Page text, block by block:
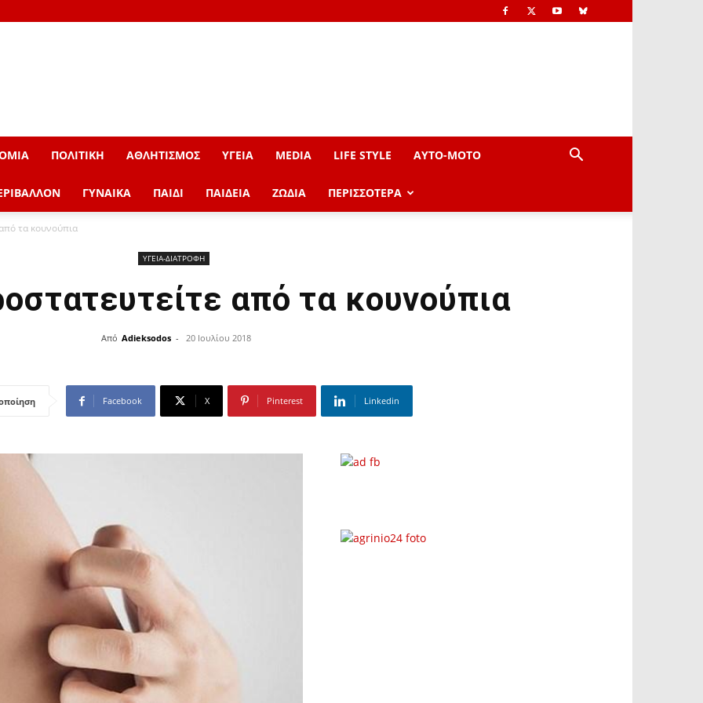
ΠΟΛΙΤΙΚΗ ΑΘΛΗΤΙΣΜΟΣ ΥΓΕΙΑ MEDIA LIFE STYLE AYTO-ΜOTO
ΓΥΝΑΙΚΑ ΠΑΙΔΙ ΠΑΙΔΕΙΑ ΖΩΔΙΑ ΠΕΡΙΣΣΟΤΕΡΑ
τα κουνούπια
ΥΓΕΙΑ-ΔΙΑΤΡΟΦΗ
από τα κουνούπια
Από Adieksodos - 20 Ιουλίου 2018
Facebook X Pinterest Linkedin